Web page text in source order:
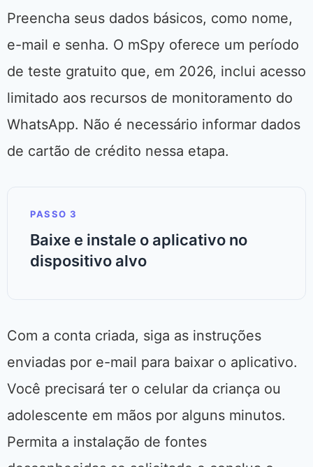
Preencha seus dados básicos, como nome,
e-mail e senha. O mSpy oferece um período
de teste gratuito que, em 2026, inclui acesso
limitado aos recursos de monitoramento do
WhatsApp. Não é necessário informar dados
de cartão de crédito nessa etapa.
PASSO 3
Baixe e instale o aplicativo no
dispositivo alvo
Com a conta criada, siga as instruções
enviadas por e-mail para baixar o aplicativo.
Você precisará ter o celular da criança ou
adolescente em mãos por alguns minutos.
Permita a instalação de fontes